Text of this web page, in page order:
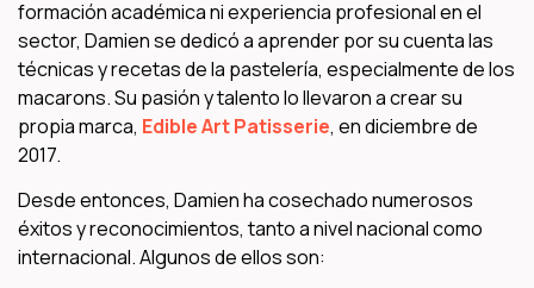
formación académica ni experiencia profesional en el
sector, Damien se dedicó a aprender por su cuenta las
técnicas y recetas de la pastelería, especialmente de los
macarons. Su pasión y talento lo llevaron a crear su
propia marca, Edible Art Patisserie, en diciembre de
2017.
Desde entonces, Damien ha cosechado numerosos
éxitos y reconocimientos, tanto a nivel nacional como
internacional. Algunos de ellos son: